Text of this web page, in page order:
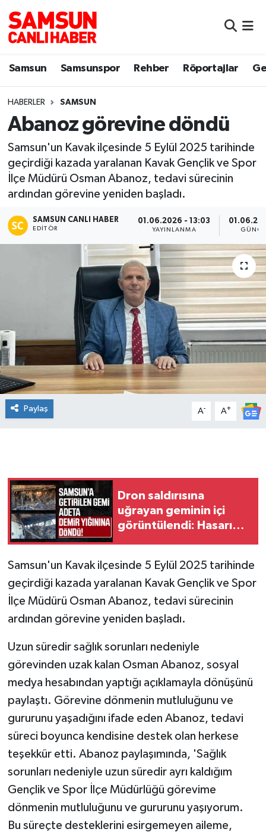
Samsun Samsunspor Rehber Röportajlar
HABERLER SAMSUN
Abanoz görevine döndü
Samsun'un Kavak ilçesinde 5 Eylül 2025 tarihinde
geçirdiği kazada yaralanan Kavak Gençlik ve Spor
İlçe Müdürü Osman Abanoz, tedavi sürecinin
ardından görevine yeniden başladı.
SAMSUN CANLI HABER
EDITÖR
01.06.2026 - 13:03
YAYINLANMA
Paylaş A- A+
Dron saldırısına
uğrayan geminin içi
görüntülendi: Hasarın
Samsun'un Kavak ilçesinde 5 Eylül 2025 tarihinde
geçirdiği kazada yaralanan Kavak Gençlik ve Spor
İlçe Müdürü Osman Abanoz, tedavi sürecinin
ardından görevine yeniden başladı.
Uzun süredir sağlık sorunları nedeniyle
görevinden uzak kalan Osman Abanoz, sosyal
medya hesabından yaptığı açıklamayla dönüşünü
paylaştı. Görevine dönmenin mutluluğunu ve
gururunu yaşadığını ifade eden Abanoz, tedavi
süreci boyunca kendisine destek olan herkese
teşekkür etti. Abanoz paylaşımında, 'Sağlık
sorunları nedeniyle uzun süredir ayrı kaldığım
Gençlik ve Spor İlçe Müdürlüğü görevime
dönmenin mutluluğunu ve gururunu yaşıyorum.
Bu süreçte desteklerini esirgemeyen aileme,
Samsun
Sokak Röportajları
Dünya
Eğitim
Sağlık
Manşet Haberi
Samsun Nöbetçi Eczaneler
Samsun Hava Durumu
Samsun Namaz Vakitleri
Samsun Trafik Yoğunluk Haritası
Süper Lig Puan Durumu ve Fikstür
Tüm Manşetler
Son Dakika Haberleri
Haber Arşivi